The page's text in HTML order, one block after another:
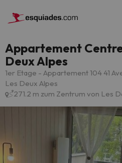
Appartement
Deux Alpes
1er Etage - Appartement 104 41
Les Deux Alpes
271.2 m zum Zentrum von Les